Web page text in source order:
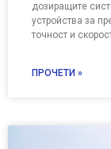
дозиращите
устройства за
точност и
ПРОЧЕТИ »